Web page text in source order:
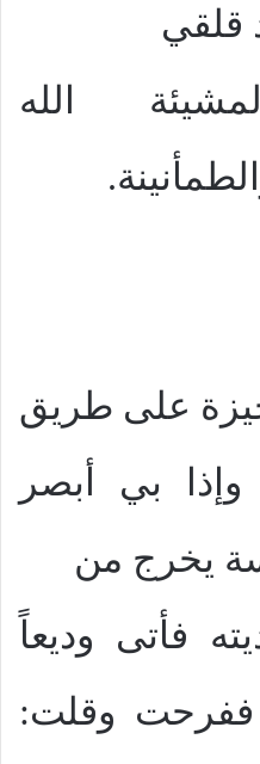
قلقي
الله
على طريق
وإذا بي أبصر
يخرج من
فأتى وديعاً
ففرحت وقلت: